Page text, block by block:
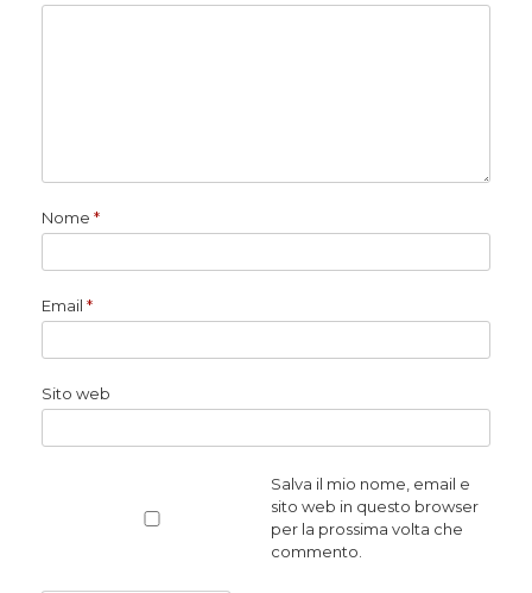
Nome *
Email *
Sito web
Salva il mio nome, email e
sito web in questo browser
per la prossima volta che
commento.